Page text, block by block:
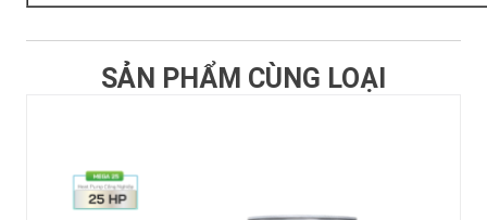
SẢN PHẨM CÙNG LOẠI